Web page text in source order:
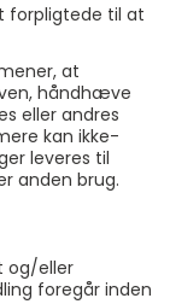
forpligtede til at
at
håndhæve
eller andres
kan ikke-
leveres til
anden brug.
og/eller
foregår inden